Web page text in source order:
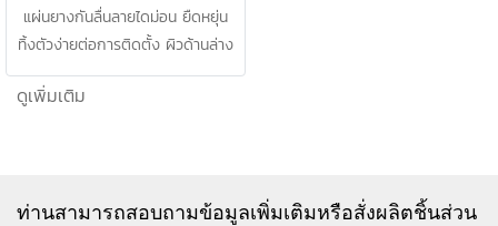
แผ่นยางกันลื่นลายไดม่อน ยืดหยุ่น
ทิ้งตัวง่ายต่อการติดตั้ง ผิวด้านล่าง
ลายผ้าช่วยการยึดเกาะ รับน้ำหนัก ทน
การขีดข่วน Thickness 3 mm , 5
022577154 / MB : 0863077319
ดูเพิ่มเติม
ท่านสามารถสอบถามข้อมูลเพิ่มเติมหรือสั่งผลิตชิ้นส่วน